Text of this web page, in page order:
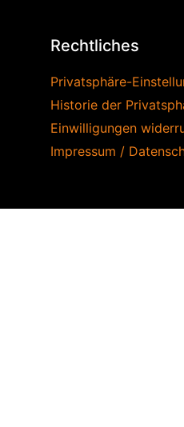
Rechtliches
Privatsphäre-
Historie der
Einwilligungen
Impressum /